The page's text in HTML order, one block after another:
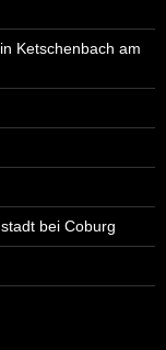
Ketschenbach am
bei Coburg